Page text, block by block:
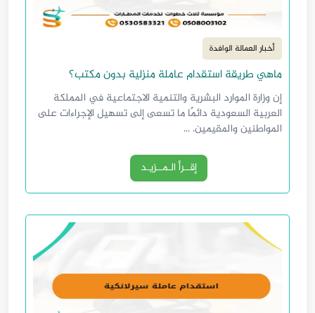
أخبار العمالة الوافدة
ماهي طريقة استقدام عاملة منزلية بدون مكتب؟
إن وزارة الموارد البشرية والتنمية الاجتماعية في المملكة
العربية السعودية دائمًا ما تسعى إلى تسهيل الإجراءات على
المواطنين والمقيمين. ...
إقــرأ الـمــزيـد